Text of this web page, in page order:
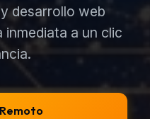
desarrollo web
a un clic